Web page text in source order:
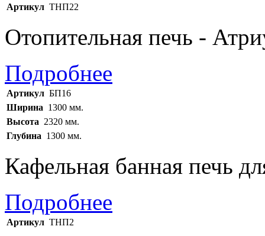
Артикул ТНП22
Отопительная печь -
Подробнее
Артикул БП16
Ширина 1300 мм.
Высота 2320 мм.
Глубина 1300 мм.
Кафельная банная печь
Подробнее
Артикул ТНП2